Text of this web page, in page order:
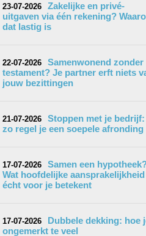
23-07-2026
Zakelijke en privé-
uitgaven via één rekening?
dat lastig is
22-07-2026
Samenwonend zonder
testament? Je partner erft niets
jouw bezittingen
21-07-2026
Stoppen met je bedrijf:
zo regel je een soepele afronding
17-07-2026
Samen een
Wat hoofdelijke aansprakelijkheid
écht voor je betekent
17-07-2026
Dubbele dekking: hoe
ongemerkt te veel